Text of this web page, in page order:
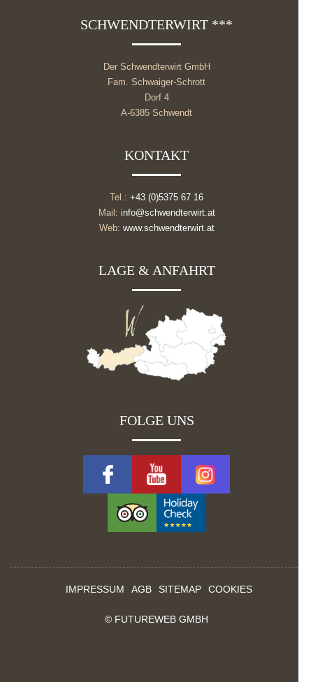
SCHWENDTERWIRT ***
Der Schwendterwirt GmbH
Fam. Schwaiger-Schrott
Dorf 4
A-6385 Schwendt
KONTAKT
Tel.: +43 (0)5375 67 16
Mail: info@schwendterwirt.at
Web: www.schwendterwirt.at
LAGE & ANFAHRT
FOLGE UNS
IMPRESSUM AGB SITEMAP COOKIES
© FUTUREWEB GMBH